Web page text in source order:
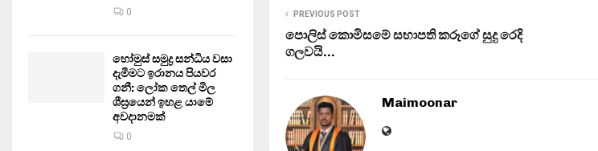
PREVIOUS POST
පොලිස් කොමිසමේ සභාපති කරූගේ සුදු රෙදි
ගලවයි…
Maimoonar
0
හෝමුස් සමුද්‍ර සන්ධිය වසා
දැමීමට ඉරානය පියවර
ගනී: ලෝක තෙල් මිල
ශීඝ්‍රයෙන් ඉහළ යාමේ
අවදානමක්
0